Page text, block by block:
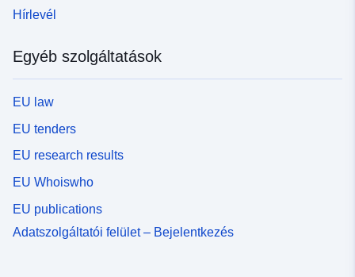
Hírlevél
Egyéb szolgáltatások
EU law
EU tenders
EU research results
EU Whoiswho
EU publications
Adatszolgáltatói felület – Bejelentkezés